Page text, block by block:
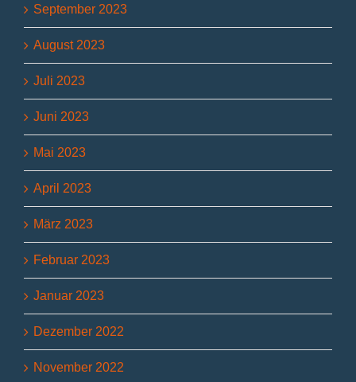
September 2023
August 2023
Juli 2023
Juni 2023
Mai 2023
April 2023
März 2023
Februar 2023
Januar 2023
Dezember 2022
November 2022